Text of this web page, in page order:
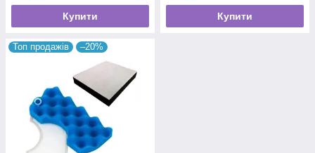
Купити Купити
Топ продажів –20%